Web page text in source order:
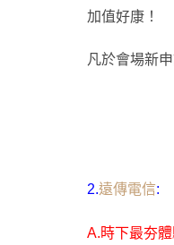
加值好康！
凡於會場新
2.遠傳電信:
A.時下最夯